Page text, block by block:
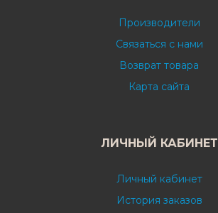
Производители
Связаться с нами
Возврат товара
Карта сайта
ЛИЧНЫЙ КАБИНЕТ
Личный кабинет
История заказов